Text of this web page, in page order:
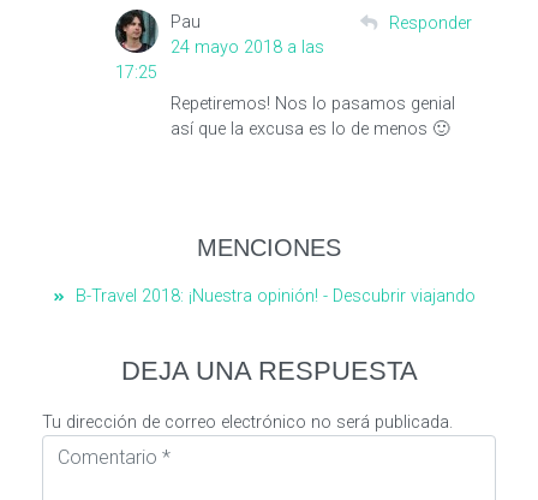
Pau
24 mayo 2018 a las
17:25
Responder
Repetiremos! Nos lo pasamos genial
así que la excusa es lo de menos 🙂
MENCIONES
B-Travel 2018: ¡Nuestra opinión! - Descubrir viajando
DEJA UNA RESPUESTA
Tu dirección de correo electrónico no será publicada.